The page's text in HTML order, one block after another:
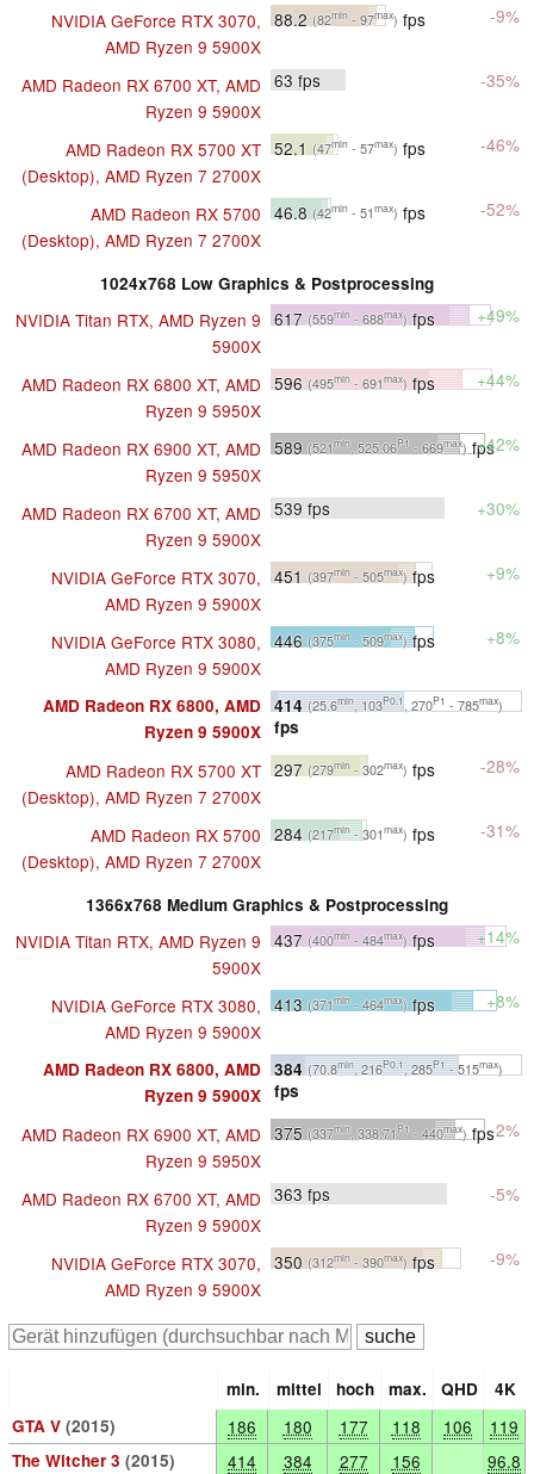
NVIDIA GeForce RTX 3070,
AMD Ryzen 9 5900X
88.2 (82min - 97max) fps -9%
AMD Radeon RX 6700 XT, AMD
Ryzen 9 5900X
63 fps -35%
AMD Radeon RX 5700 XT
(Desktop), AMD Ryzen 7 2700X
52.1 (47min - 57max) fps -46%
AMD Radeon RX 5700
(Desktop), AMD Ryzen 7 2700X
46.8 (42min - 51max) fps -52%
1024x768 Low Graphics & Postprocessing
NVIDIA Titan RTX, AMD Ryzen 9
5900X
617 (559min - 688max) fps +49%
AMD Radeon RX 6800 XT, AMD
Ryzen 9 5950X
596 (495min - 691max) fps +44%
AMD Radeon RX 6900 XT, AMD
Ryzen 9 5950X
589 (521min, 525.06P1 - 669max) fps
+42%
AMD Radeon RX 6700 XT, AMD
Ryzen 9 5900X
539 fps +30%
NVIDIA GeForce RTX 3070,
AMD Ryzen 9 5900X
451 (397min - 505max)fps +9%
NVIDIA GeForce RTX 3080,
AMD Ryzen 9 5900X
446 (375min- 509max)fps +8%
AMD Radeon RX 6800, AMD
Ryzen 9 5900X
414 (25.6min, 103P0.1, 270P1 - 785max)
fps
AMD Radeon RX 5700 XT
(Desktop), AMD Ryzen 7 2700X
297 (279min - 302max) fps -28%
AMD Radeon RX 5700
(Desktop), AMD Ryzen 7 2700X
284 (217min- 301max) fps -31%
1366x768 Medium Graphics & Postprocessing
NVIDIA Titan RTX, AMD Ryzen 9
5900X
437 (400min - 484max) fps +14%
NVIDIA GeForce RTX 3080,
AMD Ryzen 9 5900X
413 (371min- 464max) fps +8%
AMD Radeon RX 6800, AMD
Ryzen 9 5900X
384 (70.8min, 216P0.1, 285P1- 515max)
fps
AMD Radeon RX 6900 XT, AMD
Ryzen 9 5950X
375 (337min, 338.71P1 - 440max) fps-2%
AMD Radeon RX 6700 XT, AMD
Ryzen 9 5900X
363 fps -5%
NVIDIA GeForce RTX 3070,
AMD Ryzen 9 5900X
350 (312min - 390max) fps -9%
min. mittel hoch max. QHD
4K
GTA V (2015) 186 180 177 118 106 119
The Witcher 3 (2015) 414 384 277 156 96.8